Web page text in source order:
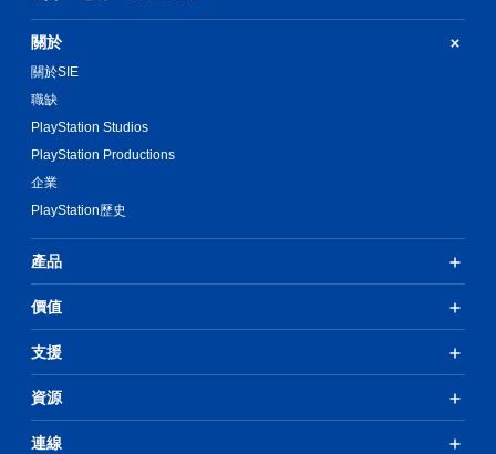
關於
關於SIE
職缺
PlayStation Studios
PlayStation Productions
企業
PlayStation歷史
產品
價值
支援
資源
連線